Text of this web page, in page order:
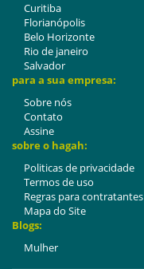
Curitiba
Florianópolis
Belo Horizonte
Rio de janeiro
Salvador
para a sua empresa:
Sobre nós
Contato
Assine
sobre o hagah:
Politicas de privacidade
Termos de uso
Regras para contratantes
Mapa do Site
Blogs:
Mulher